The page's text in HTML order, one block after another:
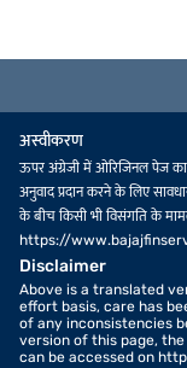
अस्वीकरण
ऊपर अंग्रेजी में ओरिजिनल पेज
अनुवाद प्रदान करने के लिए
के बीच किसी भी विसंगति के
https://
Disclaimer
Above is a translated
effort basis, care has
of any inconsistencies
version of this page,
can be accessed on